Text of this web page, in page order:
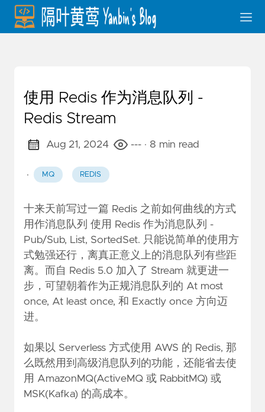
使用 Redis 作为消息队列 -
Redis Stream
Aug 21, 2024 --- · 8 min read
· MQ REDIS
十来天前写过一篇 Redis 之前如何曲线的方式
用作消息队列 使用 Redis 作为消息队列 -
Pub/Sub, List, SortedSet. 只能说简单的使用方
式勉强还行，离真正意义上的消息队列有些距
离。而自 Redis 5.0 加入了 Stream 就更进一
步，可望朝着作为正规消息队列的 At most
once, At least once, 和 Exactly once 方向迈
进。
如果以 Serverless 方式使用 AWS 的 Redis, 那
么既然用到高级消息队列的功能，还能省去使
用 AmazonMQ(ActiveMQ 或 RabbitMQ) 或
MSK(Kafka) 的高成本。